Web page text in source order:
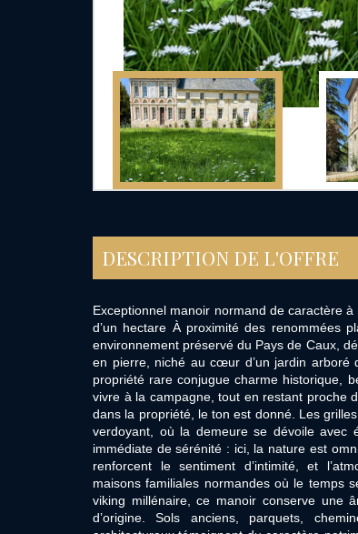
DESCRIPTION DE L'OFFRE
Exceptionnel manoir normand de caractère
d’un hectare À proximité des renommées
environnement préservé du Pays de Caux,
en pierre, niché au cœur d’un jardin arboré
propriété rare conjugue charme historique,
vivre à la campagne, tout en restant proche
dans la propriété, le ton est donné. Les
verdoyant, où la demeure se dévoile avec
immédiate de sérénité : ici, la nature est
renforcent le sentiment d’intimité, et
maisons familiales normandes où le temps
viking millénaire, ce manoir conserve une
d’origine. Sols anciens, parquets,